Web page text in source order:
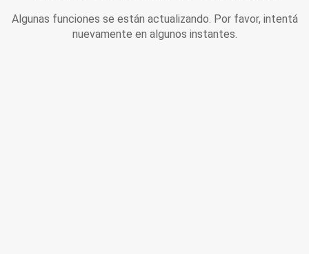
Algunas funciones se están actualizando. Por favor, intentá
nuevamente en algunos instantes.